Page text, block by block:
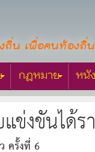
ถิ่น เพื่อคนท้องถิ่น
กฎหมาย หนั
ข่งขันได้
ครั้งที่ 6